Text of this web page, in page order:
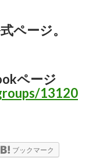
ページ。
ページ
13120
ブックマーク